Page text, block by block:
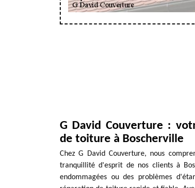
G David Couverture :
de toiture à Boscherville
Chez G David Couverture, nous
tranquillité d'esprit de nos clients à
endommagées ou des problèmes